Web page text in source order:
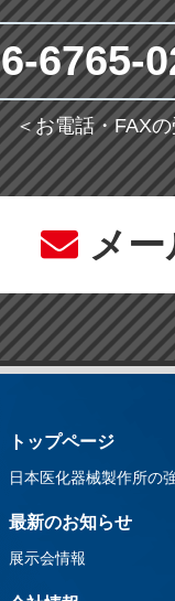
6765-
＜お電話・FAX
メ
トップページ
日本医化器械製作所の
最新のお知らせ
展示会情報